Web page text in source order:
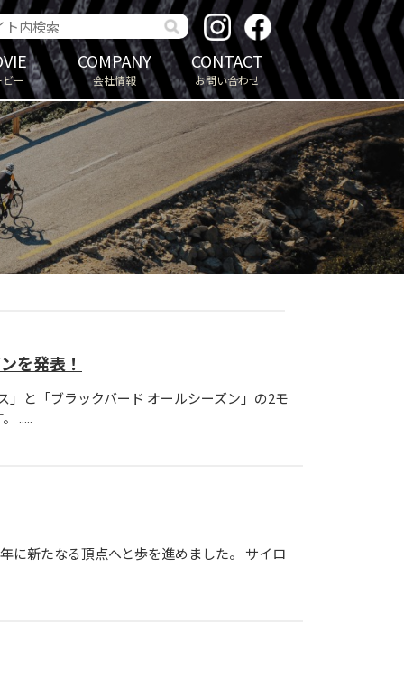
ビー
COMPANY
会社情報
CONTACT
お問い合わせ
を発表！
と「ブラックバード オールシーズン」の2モ
.....
に新たなる頂点へと歩を進めました。 サイロ